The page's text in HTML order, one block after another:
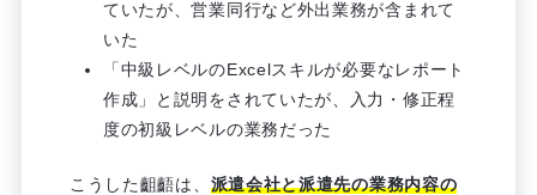
ていたが、営業同行など外出業務が含まれて
いた
「中級レベルのExcelスキルが必要なレポート
作成」と説明をされていたが、入力・修正程
度の初級レベルの業務だった
こうした齟齬は、 派遣会社と派遣先の業務内容の